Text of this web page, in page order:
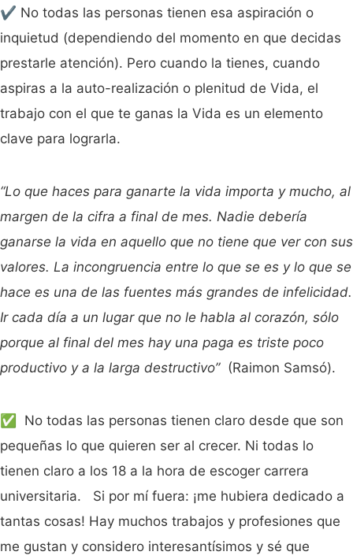
✔️ No todas las personas tienen esa aspiración o
inquietud (dependiendo del momento en que decidas
prestarle atención). Pero cuando la tienes, cuando
aspiras a la auto-realización o plenitud de Vida, el
trabajo con el que te ganas la Vida es un elemento
clave para lograrla.
“Lo que haces para ganarte la vida importa y mucho, al
margen de la cifra a final de mes. Nadie debería
ganarse la vida en aquello que no tiene que ver con sus
valores. La incongruencia entre lo que se es y lo que se
hace es una de las fuentes más grandes de infelicidad.
Ir cada día a un lugar que no le habla al corazón, sólo
porque al final del mes hay una paga es triste poco
productivo y a la larga destructivo” (Raimon Samsó).
✅ No todas las personas tienen claro desde que son
pequeñas lo que quieren ser al crecer. Ni todas lo
tienen claro a los 18 a la hora de escoger carrera
universitaria. Si por mí fuera: ¡me hubiera dedicado a
tantas cosas! Hay muchos trabajos y profesiones que
me gustan y considero interesantísimos y sé que